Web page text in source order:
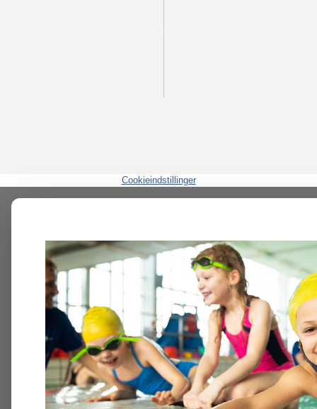
Cookieindstillinger